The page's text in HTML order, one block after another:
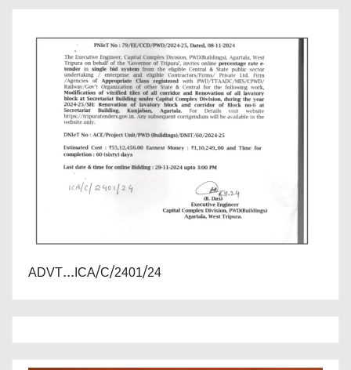
ADVT...ICA/C/2401/24